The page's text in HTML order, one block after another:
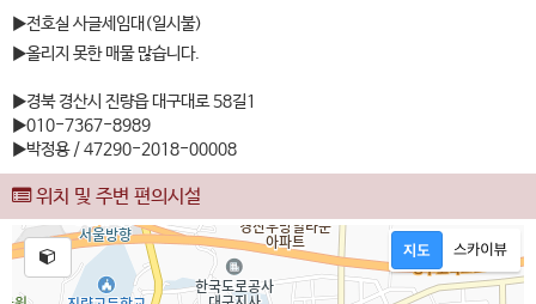
▶전호실 사글세임대(일시불)
▶올리지 못한 매물 많습니다.
▶경북 경산시 진량읍 대구대로 58길1
▶010-7367-8989
▶박정용 / 47290-2018-00008
위치 및 주변 편의시설